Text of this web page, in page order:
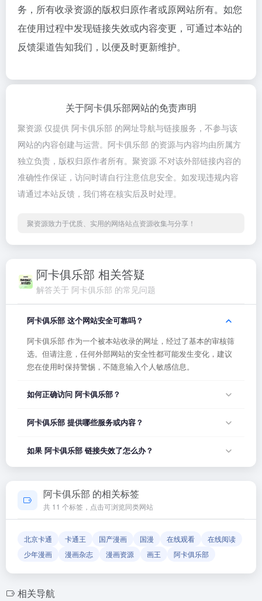
务，所有收录资源的版权归原作者或原网站所有。如您
在使用过程中发现链接失效或内容变更，可通过本站的
反馈渠道告知我们，以便及时更新维护。
关于阿卡俱乐部网站的免责声明
聚资源 仅提供 阿卡俱乐部 的网址导航与链接服务，不参与该
网站的内容创建与运营。阿卡俱乐部 的资源与内容均由所属方
独立负责，版权归原作者所有。聚资源 不对该外部链接内容的
准确性作保证，访问时请自行注意信息安全。如发现违规内容
请通过本站反馈，我们将在核实后及时处理。
聚资源致力于优质、实用的网络站点资源收集与分享！
阿卡俱乐部 相关答疑
解答关于 阿卡俱乐部 的常见问题
阿卡俱乐部 这个网站安全可靠吗？
阿卡俱乐部 作为一个被本站收录的网址，经过了基本的审核筛
选。但请注意，任何外部网站的安全性都可能发生变化，建议
您在使用时保持警惕，不随意输入个人敏感信息。
如何正确访问 阿卡俱乐部？
部，或者在浏览器地址栏输入正确的网址。如果遇到无法访问
后再试。
阿卡俱乐部 提供哪些服务或内容？
导航平台，致力于帮助用户发现和整理优质网站资源，具体网
站的内容与服务由该网站运营方负责。
如果 阿卡俱乐部 链接失效了怎么办？
确保导航链接的准确性和有效性。
阿卡俱乐部 的相关标签
共 11 个标签，点击可浏览同类网站
北京卡通 卡通王 国产漫画 国漫 在线观看
在线阅读
少年漫画
漫画杂志 漫画资源 画王 阿卡俱乐部
相关导航